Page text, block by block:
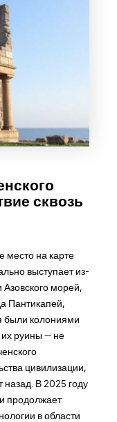
сквозь
место на карте
выступает из-
Азовского морей,
Пантикапей,
колониями
их руины — не
цивилизации,
В 2025 году
продолжает
в области